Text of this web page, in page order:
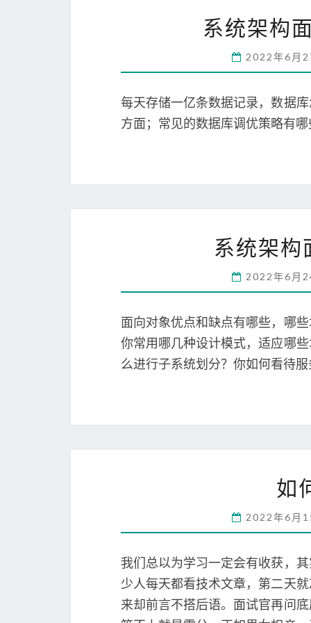
系统架构
2022年6月
每天存储一亿条数据记录，数据
方面；常见的数据库调优策略有
系统架构
2022年6月
面向对象优点和缺点有哪些，哪
你常用哪几种设计模式，适应哪
么进行子系统划分？你如何看待
如
2022年6月
我们总以为学习一定会有收获，
少人每天都看技术文章，第二天
来却前言不搭后语。面试官再问